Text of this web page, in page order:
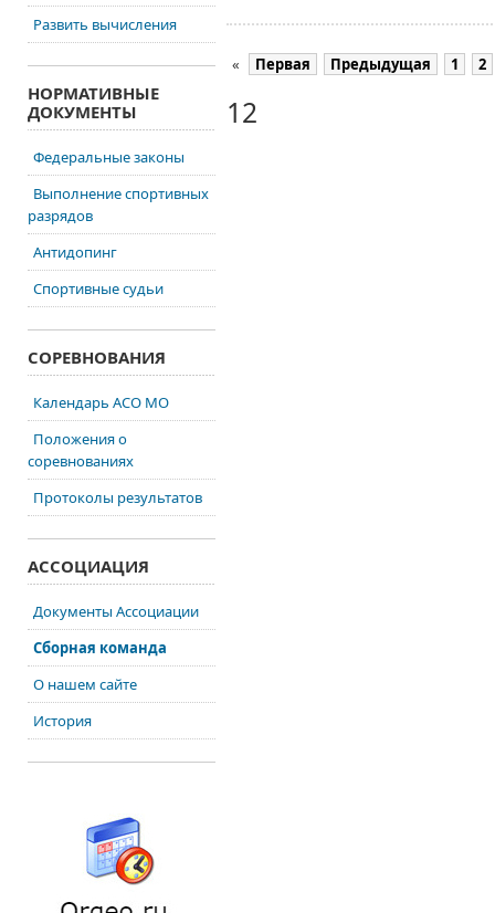
« Первая Предыдущая 1 2
12
Развить вычисления
НОРМАТИВНЫЕ
ДОКУМЕНТЫ
Федеральные законы
Выполнение спортивных
разрядов
Антидопинг
Спортивные судьи
СОРЕВНОВАНИЯ
Календарь АСО МО
Положения о
соревнованиях
Протоколы результатов
АССОЦИАЦИЯ
Документы Ассоциации
Сборная команда
О нашем сайте
История